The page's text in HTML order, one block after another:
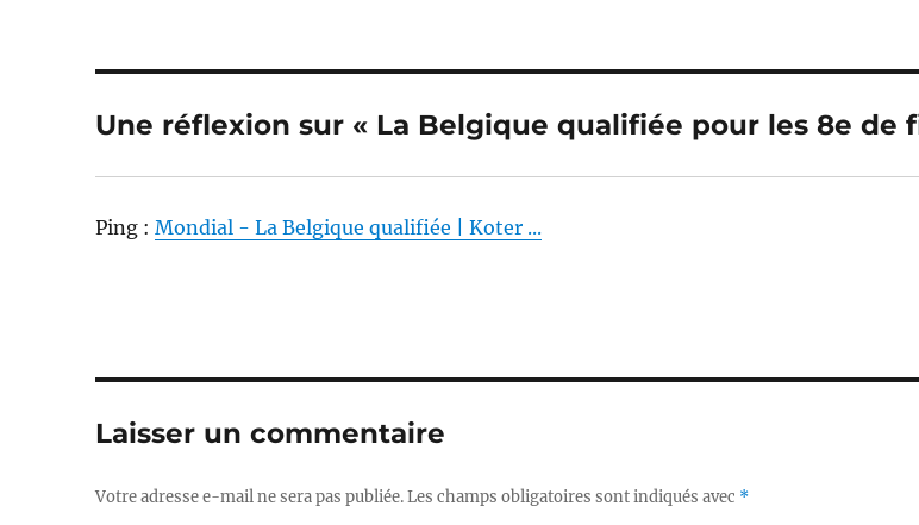
Une réflexion sur « La Belgique qualifiée pour les 8e de
Ping :Mondial - La Belgique qualifiée | Koter ...
Laisser un commentaire
Votre adresse e-mail ne sera pas publiée.Les champs obligatoires sont indiqués avec *